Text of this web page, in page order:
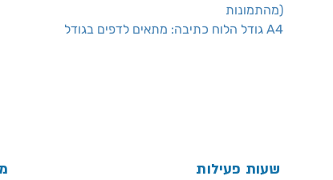
מהתמונות)
גודל הלוח כתיבה: מתאים לדפים בגודל A4
שעות פעילות